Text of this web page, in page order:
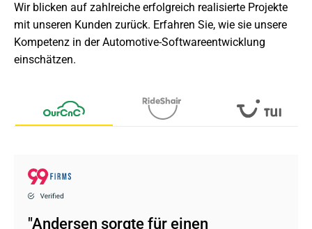
Wir blicken auf zahlreiche erfolgreich realisierte Projekte
mit unseren Kunden zurück. Erfahren Sie, wie sie unsere
Kompetenz in der Automotive-Softwareentwicklung
einschätzen.
"Andersen sorgte für einen